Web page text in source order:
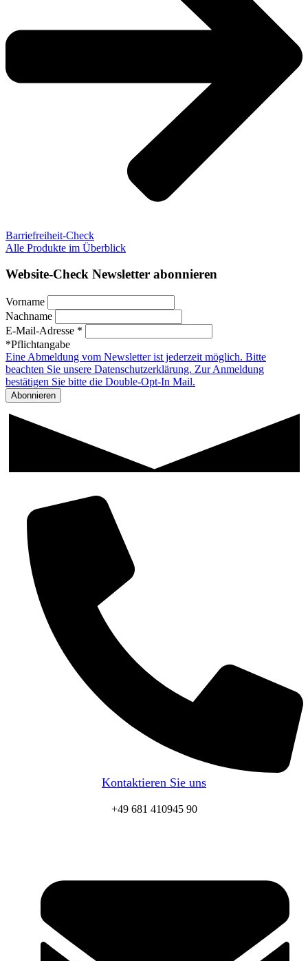
Barriefreiheit-Check
Alle Produkte im Überblick
Website-Check Newsletter abonnieren
Vorname
Nachname
E-Mail-Adresse *
*Pflichtangabe
Eine Abmeldung vom Newsletter ist jederzeit möglich. Bitte
beachten Sie unsere Datenschutzerklärung. Zur Anmeldung
bestätigen Sie bitte die Double-Opt-In Mail.
Kontaktieren Sie uns
+49 681 410945 90